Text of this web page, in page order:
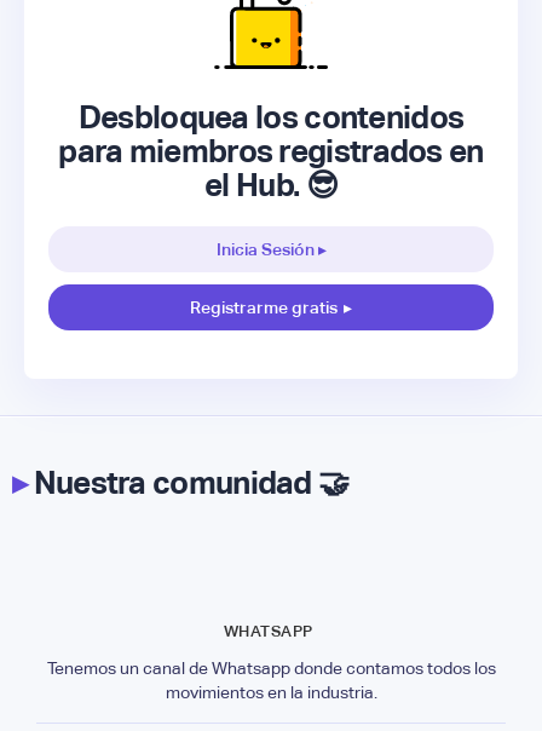
Desbloquea los contenidos
para miembros registrados en
el Hub. 😎
Inicia Sesión ▸
Registrarme gratis ▸
▸Nuestra comunidad 🤝
WHATSAPP
Tenemos un canal de Whatsapp donde contamos todos los
movimientos en la industria.